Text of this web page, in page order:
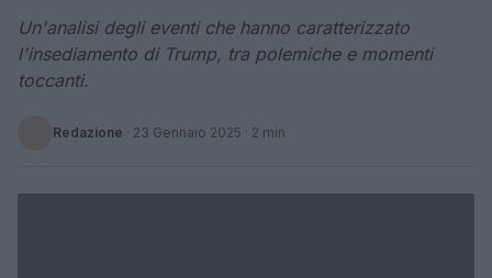
Un'analisi degli eventi che hanno caratterizzato
l'insediamento di Trump, tra polemiche e momenti
toccanti.
Redazione · 23 Gennaio 2025 · 2 min